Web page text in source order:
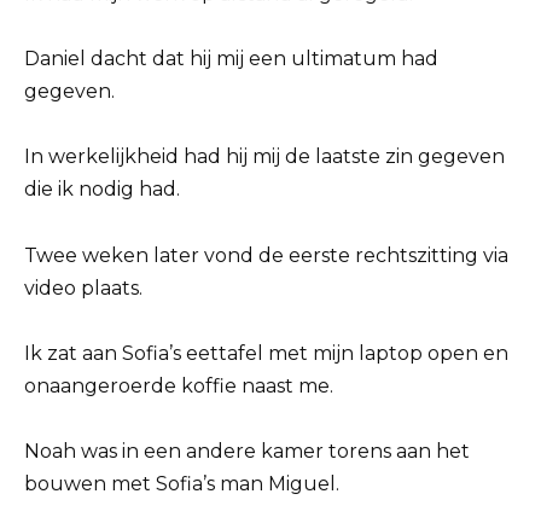
Daniel dacht dat hij mij een ultimatum had
gegeven.
In werkelijkheid had hij mij de laatste zin gegeven
die ik nodig had.
Twee weken later vond de eerste rechtszitting via
video plaats.
Ik zat aan Sofia’s eettafel met mijn laptop open en
onaangeroerde koffie naast me.
Noah was in een andere kamer torens aan het
bouwen met Sofia’s man Miguel.